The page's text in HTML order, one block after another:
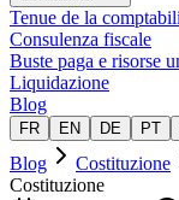
Tenue de la
Consulenza fiscale
Buste paga e risorse
Liquidazione
Blog
FR EN DE PT
Blog Costituzione
Costituzione